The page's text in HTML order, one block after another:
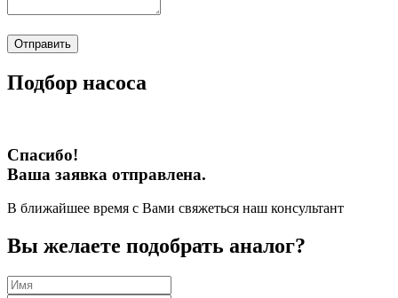
Отправить
Подбор насоса
Спасибо!
Ваша заявка отправлена.
В ближайшее время с Вами свяжеться наш консультант
Вы желаете подобрать аналог?